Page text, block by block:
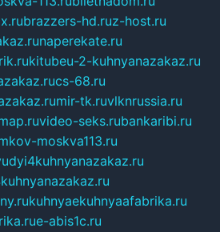
brazzers-hd.ruz-host.ru
naperekate.ru
kitubeu-2-kuhnyanazakaz.ru
cs-68.ru
mir-tk.ruvlknrussia.ru
video-seks.rubankaribi.ru
moskva113.ru
kuhnyaekuhnyaafabrika.ru
e-abis1c.ru